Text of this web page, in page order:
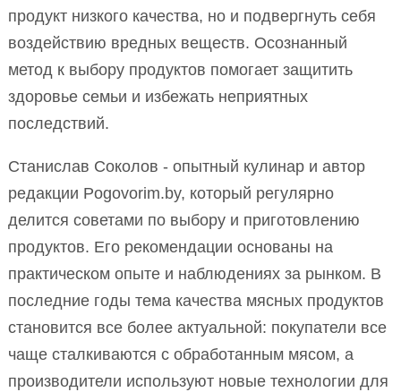
продукт низкого качества, но и подвергнуть себя
воздействию вредных веществ. Осознанный
метод к выбору продуктов помогает защитить
здоровье семьи и избежать неприятных
последствий.
Станислав Соколов - опытный кулинар и автор
редакции Pogovorim.by, который регулярно
делится советами по выбору и приготовлению
продуктов. Его рекомендации основаны на
практическом опыте и наблюдениях за рынком. В
последние годы тема качества мясных продуктов
становится все более актуальной: покупатели все
чаще сталкиваются с обработанным мясом, а
производители используют новые технологии для